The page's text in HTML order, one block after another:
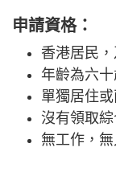
申請資格：
香港居民，
年齡為六
單獨居住
沒有領取
無工作，